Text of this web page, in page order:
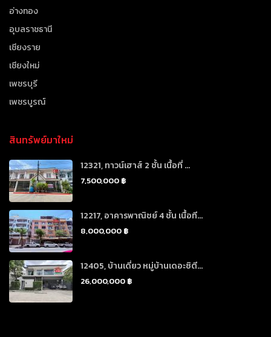
อ่างทอง
อุบลราชธานี
เชียงราย
เชียงใหม่
เพชรบุรี
เพชรบูรณ์
สินทรัพย์มาใหม่
12321, ทาวน์เฮาส์ 2 ชั้น เนื้อที่ ...
7,500,000 ฿
12217, อาคารพาณิชย์ 4 ชั้น เนื้อที...
8,000,000 ฿
12405, บ้านเดี่ยว หมู่บ้านเดอะซิตี...
26,000,000 ฿